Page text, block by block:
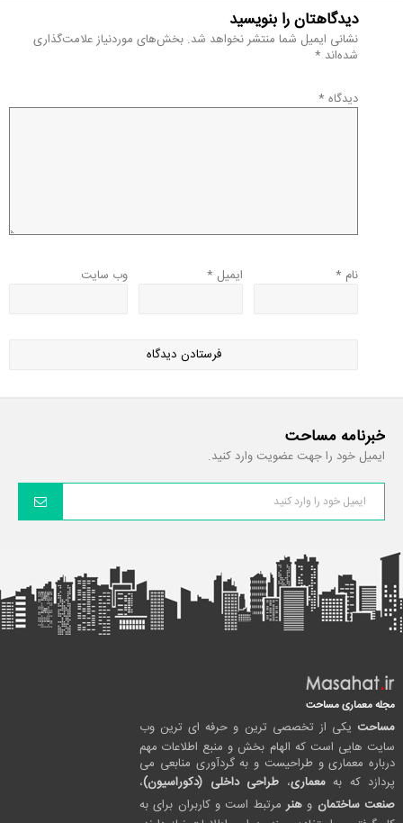
دیدگاهتان را بنویسید
نشانی ایمیل شما منتشر نخواهد شد. بخش‌های موردنیاز علامت‌گذاری
شده‌اند *
دیدگاه *
نام * ایمیل * وب‌ سایت
خبرنامه مساحت
ایمیل خود را جهت عضویت وارد کنید.
مجله معماری مساحت
مساحت یکی از تخصصی ترین و حرفه ای ترین وب
سایت هایی است که الهام بخش و منبع اطلاعات مهم
درباره معماری و طراحیست و به گردآوری منابعی می
پردازد که بهمعماری، طراحی داخلی (دکوراسیون)،
صنعت ساختمان و هنرمرتبط است و کاربران برای به